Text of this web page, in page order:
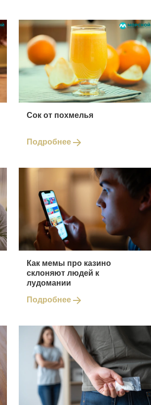
Сок от похмелья
Подробнее
Как мемы про казино
склоняют людей к
лудомании
Подробнее